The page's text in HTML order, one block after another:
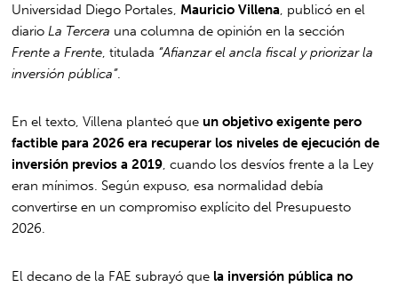
Universidad Diego Portales, Mauricio Villena , publicó en el
diario La Tercera una columna de opinión en la sección
Frente a Frente , titulada “Afianzar el ancla fiscal y priorizar la
inversión pública”.
En el texto, Villena planteó que un objetivo exigente pero
factible para 2026 era recuperar los niveles de ejecución de
inversión previos a 2019 , cuando los desvíos frente a la Ley
eran mínimos. Según expuso, esa normalidad debía
convertirse en un compromiso explícito del Presupuesto
2026.
El decano de la FAE subrayó que la inversión pública no